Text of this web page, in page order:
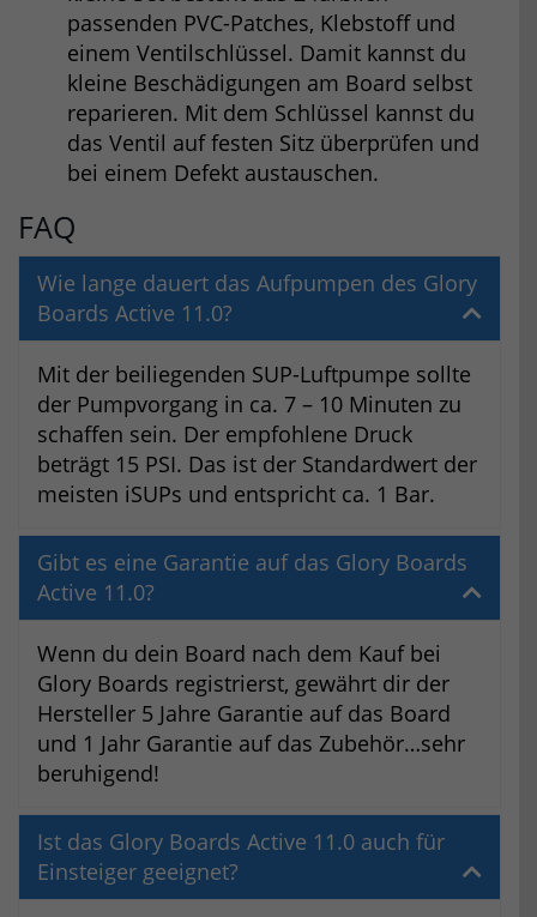
passenden PVC-Patches, Klebstoff und
einem Ventilschlüssel. Damit kannst du
kleine Beschädigungen am Board selbst
reparieren. Mit dem Schlüssel kannst du
das Ventil auf festen Sitz überprüfen und
bei einem Defekt austauschen.
FAQ
Wie lange dauert das Aufpumpen des Glory
Boards Active 11.0?
Mit der beiliegenden SUP-Luftpumpe sollte
der Pumpvorgang in ca. 7 – 10 Minuten zu
schaffen sein. Der empfohlene Druck
beträgt 15 PSI. Das ist der Standardwert der
meisten iSUPs und entspricht ca. 1 Bar.
Gibt es eine Garantie auf das Glory Boards
Active 11.0?
Wenn du dein Board nach dem Kauf bei
Glory Boards registrierst, gewährt dir der
Hersteller 5 Jahre Garantie auf das Board
und 1 Jahr Garantie auf das Zubehör…sehr
beruhigend!
Ist das Glory Boards Active 11.0 auch für
Einsteiger geeignet?